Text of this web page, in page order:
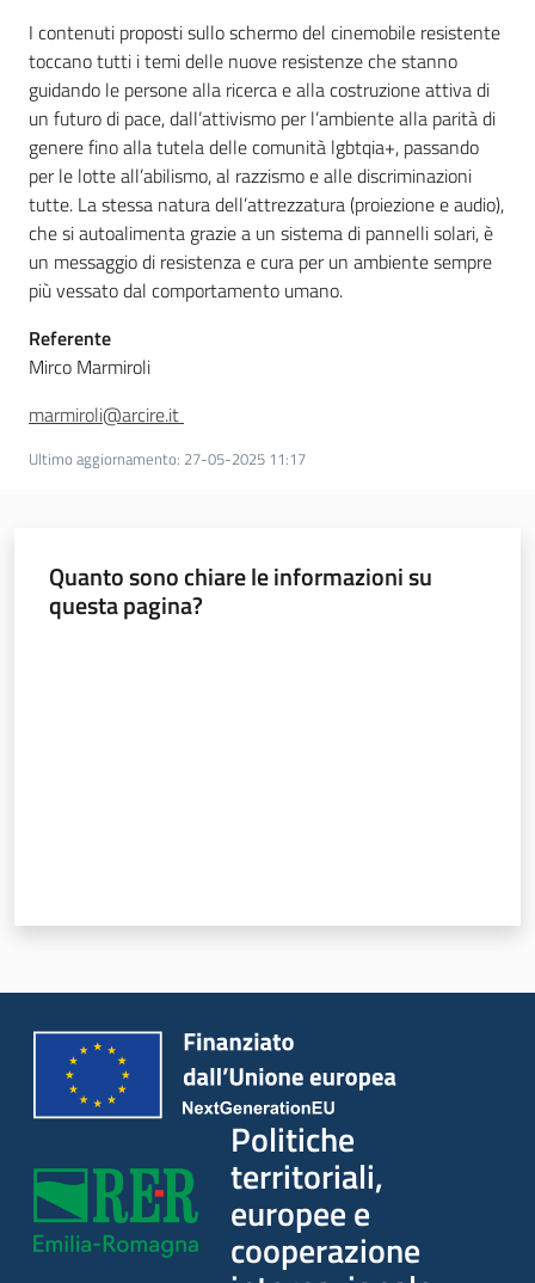
I contenuti proposti sullo schermo del cinemobile resistente
toccano tutti i temi delle nuove resistenze che stanno
guidando le persone alla ricerca e alla costruzione attiva di
un futuro di pace, dall’attivismo per l’ambiente alla parità di
genere fino alla tutela delle comunità lgbtqia+, passando
per le lotte all’abilismo, al razzismo e alle discriminazioni
tutte. La stessa natura dell’attrezzatura (proiezione e audio),
che si autoalimenta grazie a un sistema di pannelli solari, è
un messaggio di resistenza e cura per un ambiente sempre
più vessato dal comportamento umano.
Referente
Mirco Marmiroli
marmiroli@arcire.it
Ultimo aggiornamento: 27-05-2025 11:17
Quanto sono chiare le informazioni su
questa pagina?
Politiche
territoriali,
europee e
cooperazione